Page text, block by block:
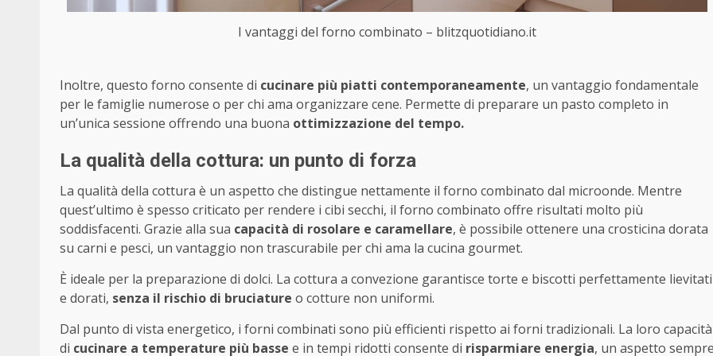
I vantaggi del forno combinato – blitzquotidiano.it
Inoltre, questo forno consente di cucinare più piatti contemporaneamente, un vantaggio fondamentale
per le famiglie numerose o per chi ama organizzare cene. Permette di preparare un pasto completo in
un’unica sessione offrendo una buona ottimizzazione del tempo.
La qualità della cottura: un punto di forza
La qualità della cottura è un aspetto che distingue nettamente il forno combinato dal microonde. Mentre
quest’ultimo è spesso criticato per rendere i cibi secchi, il forno combinato offre risultati molto più
soddisfacenti. Grazie alla sua capacità di rosolare e caramellare, è possibile ottenere una crosticina dorata
su carni e pesci, un vantaggio non trascurabile per chi ama la cucina gourmet.
È ideale per la preparazione di dolci. La cottura a convezione garantisce torte e biscotti perfettamente lievitati
e dorati, senza il rischio di bruciature o cotture non uniformi.
Dal punto di vista energetico, i forni combinati sono più efficienti rispetto ai forni tradizionali. La loro capacità
di cucinare a temperature più basse e in tempi ridotti consente di risparmiare energia, un aspetto